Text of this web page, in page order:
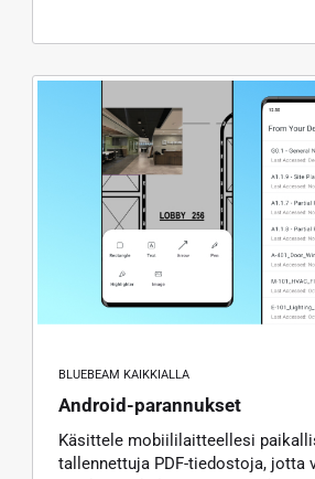
BLUEBEAM KAIKKIALLA
Android-parannukset
Käsittele mobiililaitteellesi
tallennettuja PDF-tiedostoja, jotta